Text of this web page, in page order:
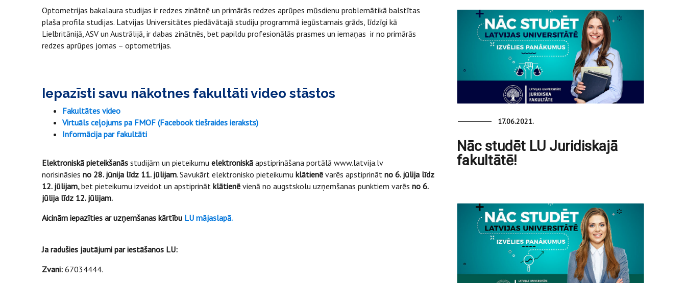
Optometrijas bakalaura studijas ir redzes zinātnē un primārās redzes aprūpes mūsdienu problemātikā balstītas
plaša profila studijas. Latvijas Universitātes piedāvātajā studiju programmā iegūstamais grāds, līdzīgi kā
Lielbritānijā, ASV un Austrālijā, ir dabas zinātnēs, bet papildu profesionālās prasmes un iemaņas ir no primārās
redzes aprūpes jomas – optometrijas.
Iepazīsti savu nākotnes fakultāti video stāstos
Fakultātes video
Virtuāls ceļojums pa FMOF (Facebook tiešraides ieraksts)
Informācija par fakultāti
Elektroniskā pieteikšanās studijām un pieteikumu elektroniskā apstiprināšana portālā www.latvija.lv
norisināsies no 28. jūnija līdz 11. jūlijam. Savukārt elektronisko pieteikumu klātienē varēs apstiprināt no 6. jūlija līdz
12. jūlijam,bet pieteikumu izveidot un apstiprināt klātienē vienā no augstskolu uzņemšanas punktiem varēs no 6.
jūlija līdz 12. jūlijam.
Aicinām iepazīties ar uzņemšanas kārtību LU mājaslapā.
Ja radušies jautājumi par iestāšanos LU:
Zvani: 67034444.
17.06.2021.
Nāc studēt LU Juridiskajā
fakultātē!